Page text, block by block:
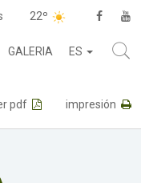
22º
GALERIA ES
pdf impresión